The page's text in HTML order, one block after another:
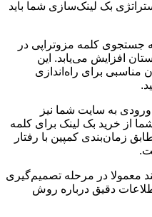
بک لینک‌سازی شما باید
کلمه مزوتراپی در
افزایش می‌یابد. این
مناسبی برای راه‌اندازی
به سایت شما نیز
از خرید بک لینک برای کلمه
زمان‌بندی کمپین با رفتار
معمولا در مرحله تصمیم‌گیری
دقیق درباره روش